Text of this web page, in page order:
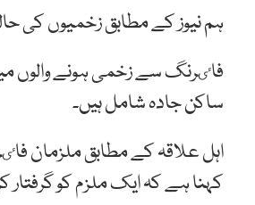
ہم نیوز کے مطابق زخمیوں کی
فاٸرنگ سے زخمی ہونے والوں
ساکن جادہ شامل ہیں۔
اہل علاقہ کے مطابق ملزمان
کہنا ہے کہ ایک ملزم کو گرفتار